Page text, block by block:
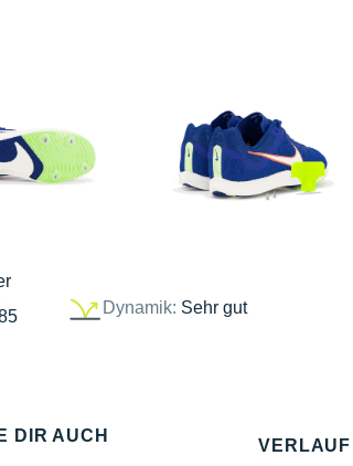
Dynamik: Sehr gut
DIR AUCH
VERLAUF